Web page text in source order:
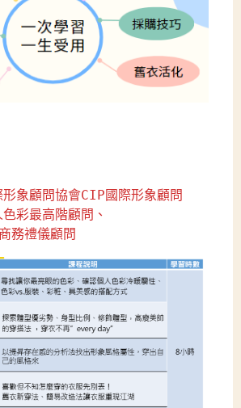
象顧問協會CIP國際形象顧問
彩最高階顧問、
務禮儀顧問